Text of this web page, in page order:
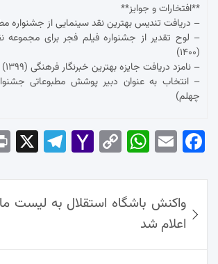
**افتخارات و جوایز**
– دریافت تندیس بهترین نقد سینمایی از جشنواره
– لوح تقدیر از جشنواره فیلم فجر برای
(۱۴۰۰)
– نامزد دریافت جایزه بهترین خبرنگار فرهنگی (۱۳۹۹)
– انتخاب به عنوان دبیر پوشش مطبوعاتی
چهلم)
Fac
ok
Em
Wh
Ap
p
Co
Lin
k
Yah
Mai
l
Tel
am
راهبری
نوشته‌ها
واکنش باشگاه استقلال به لیست
اعلام شد